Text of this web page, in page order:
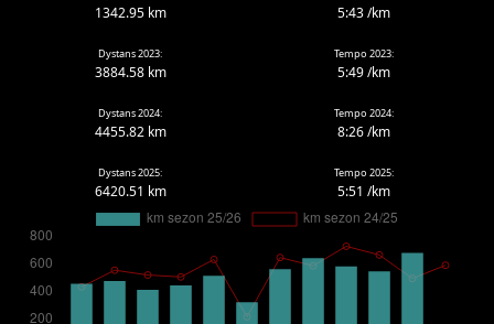
1342.95 km 5:43 /km
Dystans 2023:
3884.58 km
Tempo 2023:
5:49 /km
Dystans 2024:
4455.82 km
Tempo 2024:
8:26 /km
Dystans 2025:
6420.51 km
Tempo 2025:
5:51 /km